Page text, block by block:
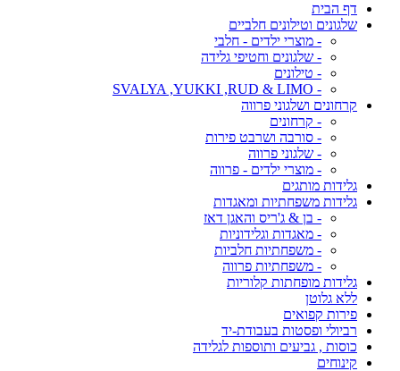
דף הבית
שלגונים וטילונים חלביים
- מוצרי ילדים - חלבי
- שלגונים וחטיפי גלידה
- טילונים
- SVALYA ,YUKKI ,RUD & LIMO
קרחונים ושלגוני פרווה
- קרחונים
- סורבה ושרבט פירות
- שלגוני פרווה
- מוצרי ילדים - פרווה
גלידות מותגים
גלידות משפחתיות ומאגדות
- בן & ג'ריס והאגן דאז
- מאגדות וגלידוניות
- משפחתיות חלביות
- משפחתיות פרווה
גלידות מופחתות קלוריות
ללא גלוטן
פירות קפואים
רביולי ופסטות בעבודת-יד
כוסות , גביעים ותוספות לגלידה
קינוחים